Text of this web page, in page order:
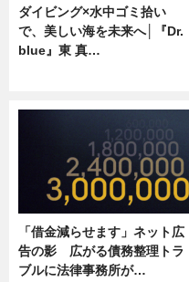
ダイビング×水中ゴミ拾い
で、美しい海を未来へ│『Dr.
blue』東 真…
「借金減らせます」ネット広
告の影 広がる債務整理トラ
ブルに法律事務所が…